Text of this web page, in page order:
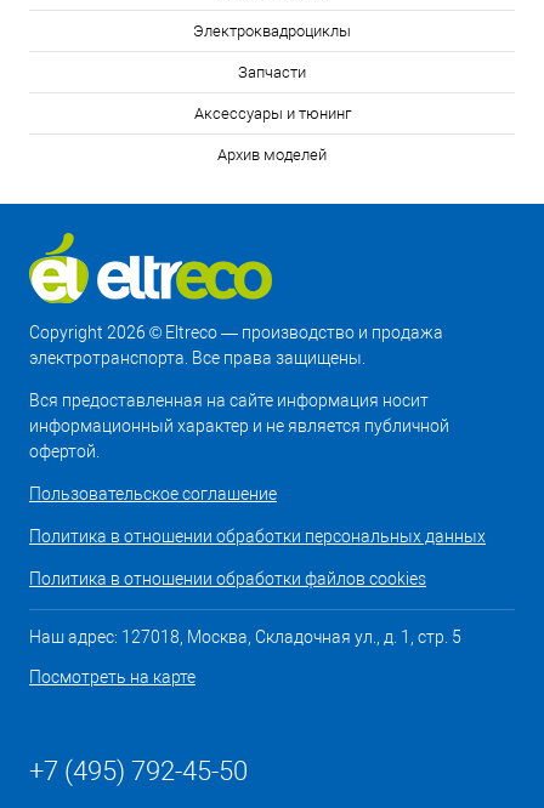
Электроквадроциклы
Запчасти
Аксессуары и тюнинг
Архив моделей
Copyright 2026 © Eltreco — производство и продажа
электротранспорта. Все права защищены.
Вся предоставленная на сайте информация носит
информационный характер и не является публичной
офертой.
Пользовательское соглашение
Политика в отношении обработки персональных данных
Политика в отношении обработки файлов cookies
Наш адрес: 127018, Москва, Складочная ул., д. 1, стр. 5
Посмотреть на карте
+7 (495) 792-45-50